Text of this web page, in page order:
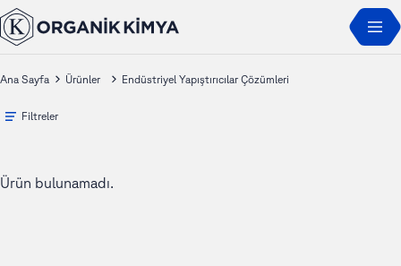
Ana Sayfa Ürünler Endüstriyel Yapıştırıcılar Çözümleri
Filtreler
Ürün bulunamadı.